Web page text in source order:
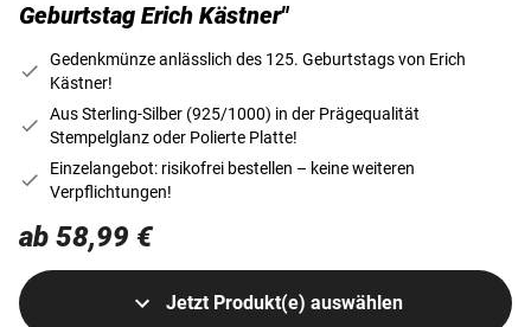
Geburtstag Erich Kästner"
Gedenkmünze anlässlich des 125. Geburtstags von Erich
Kästner!
Aus Sterling-Silber (925/1000) in der Prägequalität
Stempelglanz oder Polierte Platte!
Einzelangebot: risikofrei bestellen – keine weiteren
Verpflichtungen!
ab 58,99 €
Jetzt Produkt(e) auswählen